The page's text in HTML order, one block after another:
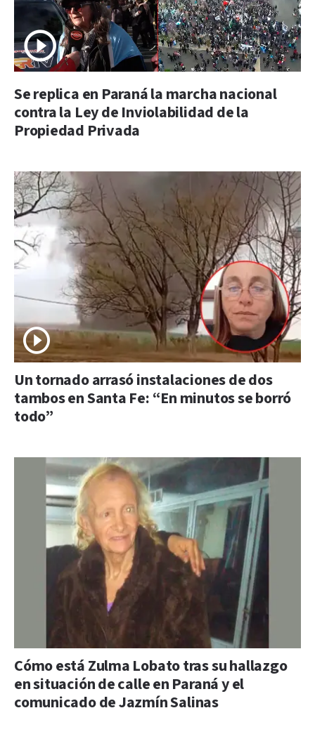
Se replica en Paraná la marcha nacional
contra la Ley de Inviolabilidad de la
Propiedad Privada
Un tornado arrasó instalaciones de dos
tambos en Santa Fe: “En minutos se borró
todo”
Cómo está Zulma Lobato tras su hallazgo
en situación de calle en Paraná y el
comunicado de Jazmín Salinas